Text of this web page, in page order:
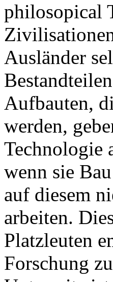
philosopical
Ausländer
Aufbauten,
werden,
Technologie
wenn sie
auf diesem
arbeiten.
Platzleuten
Forschung